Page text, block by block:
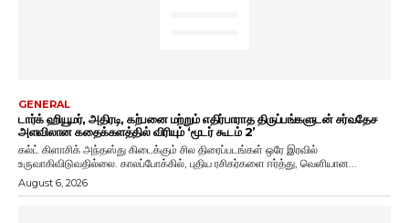
GENERAL
டார்க் ஹியூமர், அதிரடி, கற்பனை மற்றும் எதிர்பாராத திருப்பங்களுடன் சர்வதேச
அளவிலான கதைக்களத்தில் விரியும் ‘மூடர் கூடம் 2’
கல்ட் கிளாசிக் அந்தஸ்து கிடைக்கும் சில திரைப்படங்கள் ஒரே இரவில்
உருவாகிவிடுவதில்லை. காலப்போக்கில், புதிய ரசிகர்களை ஈர்த்து, வெளியான...
August 6, 2026